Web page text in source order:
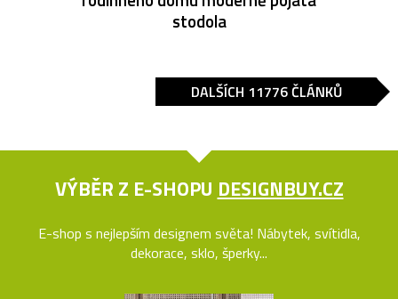
stodola
DALŠÍCH 11776 ČLÁNKŮ
VÝBĚR Z E-SHOPU DESIGNBUY.CZ
E-shop s nejlepším designem světa! Nábytek, svítidla,
dekorace, sklo, šperky...